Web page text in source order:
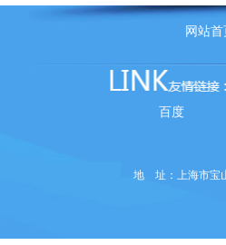
网站首
百度
地 址：上海市宝